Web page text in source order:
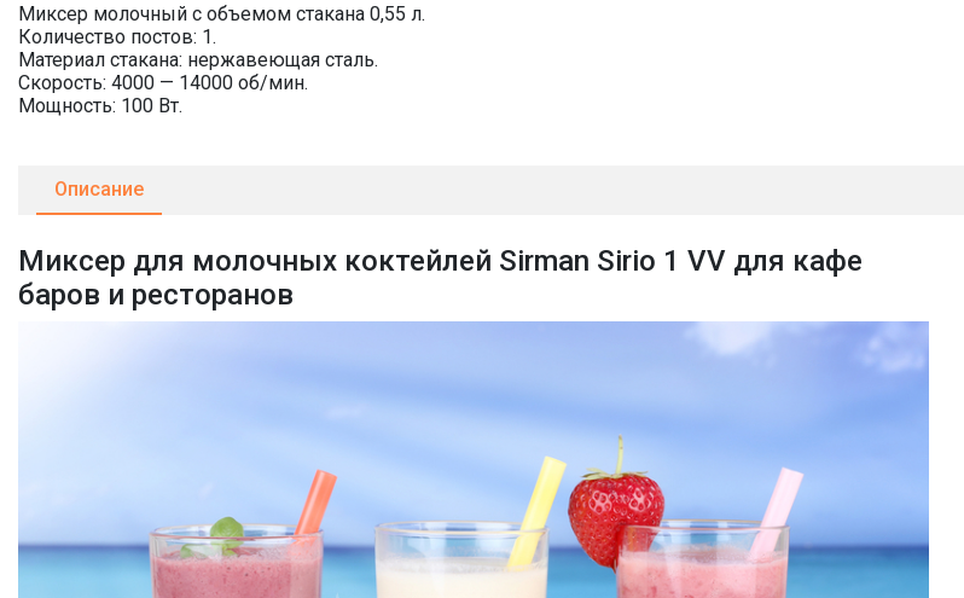
Миксер молочный с объемом стакана 0,55 л.
Количество постов: 1.
Материал стакана: нержавеющая сталь.
Скорость: 4000 — 14000 об/мин.
Мощность: 100 Вт.
Описание
Миксер для молочных коктейлей Sirman Sirio 1 VV для кафе
баров и ресторанов